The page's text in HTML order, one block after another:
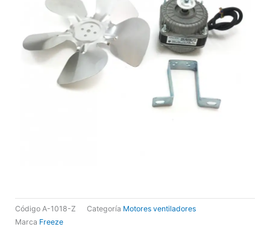
Código A-1018-Z Categoría Motores ventiladores
Marca Freeze